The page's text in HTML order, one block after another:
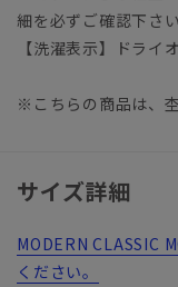
細を必ずご確認下さい
【洗濯表示】ドライ
※こちらの商品は、
サイズ詳細
MODERN CLASSIC
ください。